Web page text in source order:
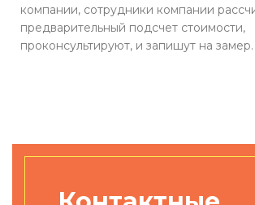
компании, сотрудники компании
предварительный подсчет стоимости,
проконсультируют, и запишут на замер.